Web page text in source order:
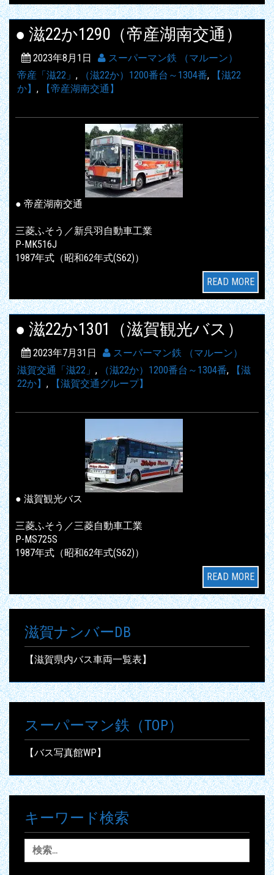
● 滋22か1290（帝産湖南交通）
2023年8月1日
スーパーマン鉄 （マルーン）
帝産「滋22」 , （滋22か）1200番台～1304番,
【滋22
か】 , 【帝産湖南交通】
● 帝産湖南交通
三菱ふそう／新呉羽自動車工業
P-MK516J
1987年式（昭和62年式(S62)）
READ MORE
● 滋22か1301（滋賀観光バス）
2023年7月31日
スーパーマン鉄 （マルーン）
滋賀交通「滋22」 , （滋22か）1200番台～1304番,
【滋
22か】 , 【滋賀交通グループ】
● 滋賀観光バス
三菱ふそう／三菱自動車工業
P-MS725S
1987年式（昭和62年式(S62)）
READ MORE
滋賀ナンバーDB
【滋賀県内バス車両一覧表】
スーパーマン鉄（TOP）
【バス写真館WP】
キーワード検索
検
索: